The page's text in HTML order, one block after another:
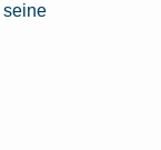
seine